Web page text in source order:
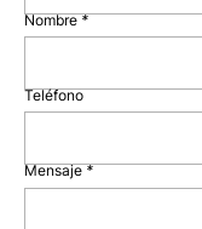
Nombre*
Teléfono
Mensaje *